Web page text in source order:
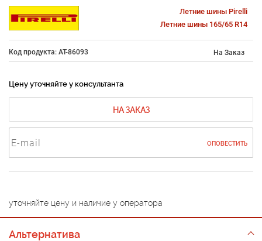
Летние шины Pirelli
Летние шины 165/65 R14
Код продукта: AT-86093 На Заказ
Цену уточняйте у консультанта
НА ЗАКАЗ
ОПОВЕСТИТЬ
уточняйте цену и наличие у оператора
Альтернатива